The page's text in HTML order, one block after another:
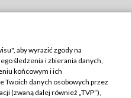
TVP
aby wyrazić zgody na
śledzenia i zbierania danych,
końcowym i ich
Twoich danych osobowych przez
(zwaną dalej również „TVP”),